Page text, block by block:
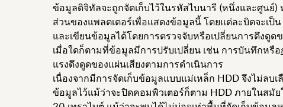
ข้อมูลดิจิทัลจะถูกจัดเก็บไว้ในรหัสไบนารี (หนึ่งและศูนย์)
ส่วนของแพลตเตอร์เพื่อแสดงข้อมูลนี้ โดยแต่ละบิตจะเป็
และเขียนข้อมูลได้โดยการตรวจจับหรือเปลี่ยนการดึงดูด
เมื่อใดก็ตามที่ข้อมูลมีการปรับเปลี่ยน เช่น การบันทึกหรือ
แรงดึงดูดของแผ่นเสียงตามการดำเนินการ
เนื่องจากมีการจัดเก็บข้อมูลแบบแม่เหล็ก HDD จึงไม่ลบ
ข้อมูลไว้แม้ว่าจะปิดคอมพิวเตอร์ก็ตาม HDD ภายในสมั